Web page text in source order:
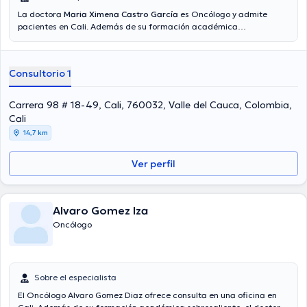
La doctora Maria Ximena Castro García es Oncólogo y admite
pacientes en Cali. Además de su formación académica
especialidad. La doctora lleva más de años de experiencia laboral
miembro de diversas asociaciones médicas. Maria Ximena Castro
García ha intervenido en innumerables conferencias con el objetivo
de tener una formación continua en su campo de especialización y
ha compartido diversas publicaciones. Español son los idiomas
usados por la profesional de la salud.
Consultorio 1
Carrera 98 # 18-49, Cali, 760032, Valle del Cauca, Colombia,
Cali
14,7 km
Ver perfil
Alvaro Gomez Iza
Oncólogo
Sobre el especialista
El Oncólogo Alvaro Gomez Diaz ofrece consulta en una oficina en